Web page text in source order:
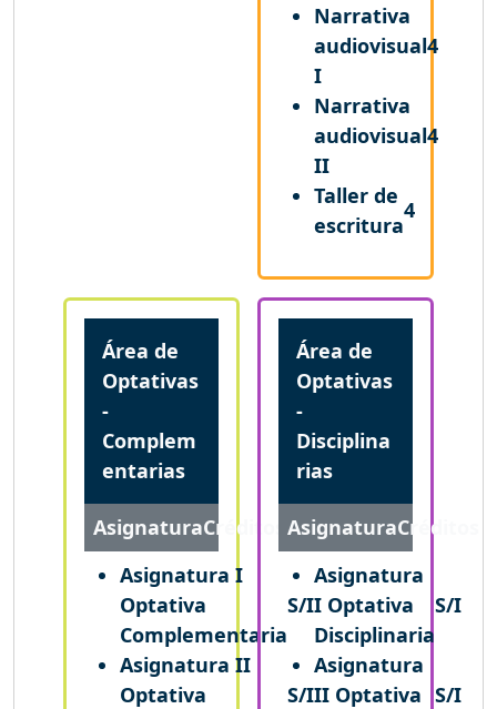
Narrativa
audiovisual
I
4
Narrativa
audiovisual
II
4
Taller de
escritura
4
Área de
Optativas
-
Complem
entarias
AsignaturaCréditos
Asignatura I
Optativa
Complementaria
S/I
Asignatura II
Optativa
S/I
Área de
Optativas
-
Disciplina
rias
AsignaturaCréditos
Asignatura
I Optativa
Disciplinaria
S/I
Asignatura
II Optativa S/I